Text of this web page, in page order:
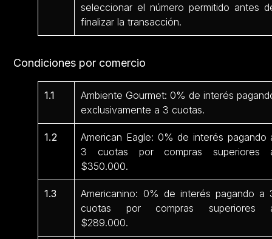
seleccionar el número permitido antes
finalizar la transacción.
Condiciones por comercio
1.1
Ambiente Gourmet: 0% de interés
exclusivamente a 3 cuotas.
1.2
American Eagle: 0% de interés pagando
3 cuotas por compras superiores
$350.000.
1.3
Americanino: 0% de interés pagando a
cuotas por compras superiores
$289.000.